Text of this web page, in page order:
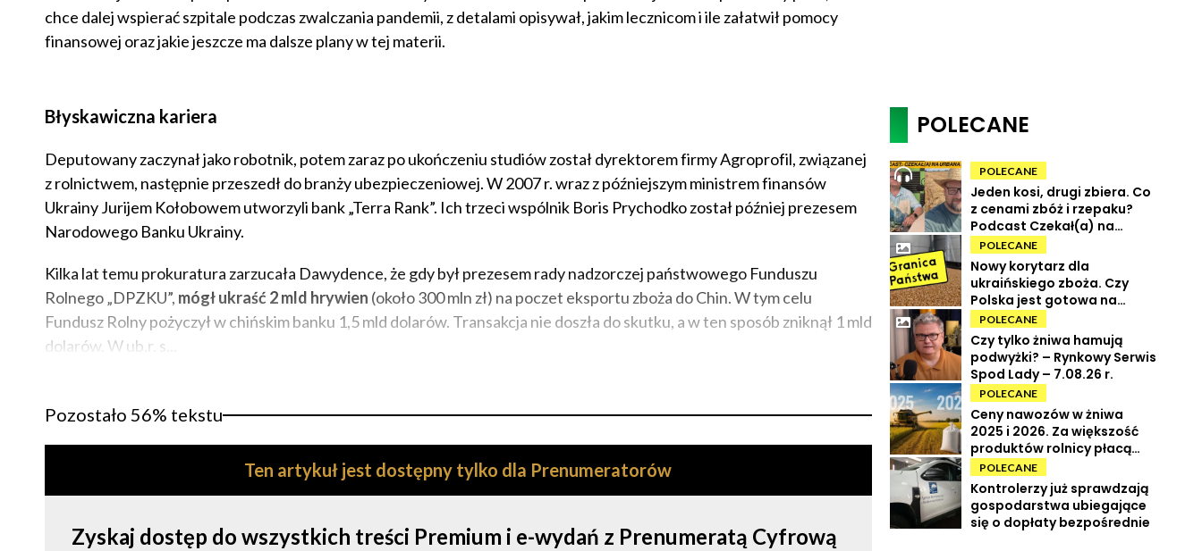
chce dalej wspierać szpitale podczas zwalczania pandemii, z detalami opisywał, jakim lecznicom i ile załatwił pomocy
finansowej oraz jakie jeszcze ma dalsze plany w tej materii.
Błyskawiczna kariera
Deputowany zaczynał jako robotnik, potem zaraz po ukończeniu studiów został dyrektorem firmy Agroprofil, związanej
z rolnictwem, następnie przeszedł do branży ubezpieczeniowej. W 2007 r. wraz z późniejszym ministrem finansów
Ukrainy Jurijem Kołobowem utworzyli bank „Terra Rank”. Ich trzeci wspólnik Boris Prychodko został później prezesem
Narodowego Banku Ukrainy.
Kilka lat temu prokuratura zarzucała Dawydence, że gdy był prezesem rady nadzorczej państwowego Funduszu
Rolnego „DPZKU”, mógł ukraść 2 mld hrywien (około 300 mln zł) na poczet eksportu zboża do Chin. W tym celu
Fundusz Rolny pożyczył w chińskim banku 1,5 mld dolarów. Transakcja nie doszła do skutku, a w ten sposób zniknął 1 mld
dolarów. W ub.r. s...
Pozostało 56% tekstu
Ten artykuł jest dostępny tylko dla Prenumeratorów
Zyskaj dostęp do wszystkich treści Premium i e-wydań z Prenumeratą Cyfrową
POLECANE
POLECANE
Jeden kosi, drugi zbiera. Co
z cenami zbóż i rzepaku?
Podcast Czekał(a) na
Urbana odc. 73
POLECANE
Nowy korytarz dla
ukraińskiego zboża. Czy
Polska jest gotowa na
powrót tranzytu?
POLECANE
Czy tylko żniwa hamują
podwyżki? – Rynkowy Serwis
Spod Lady – 7.08.26 r.
POLECANE
Ceny nawozów w żniwa
2025 i 2026. Za większość
produktów rolnicy płacą
więcej
POLECANE
Kontrolerzy już sprawdzają
gospodarstwa ubiegające
się o dopłaty bezpośrednie